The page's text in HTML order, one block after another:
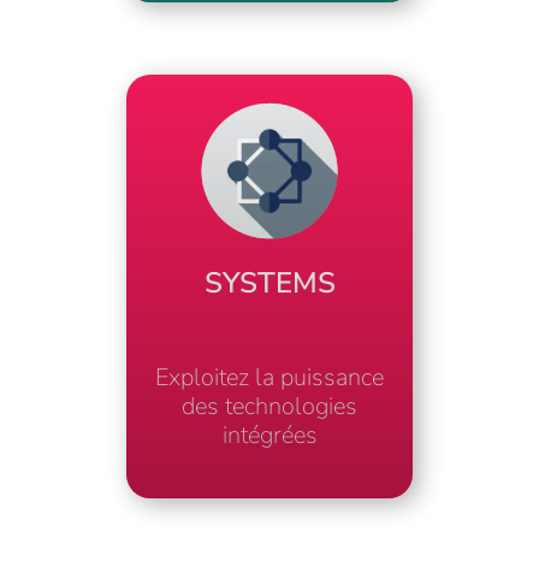
SYSTEMS
Exploitez la puissance
des technologies
intégrées